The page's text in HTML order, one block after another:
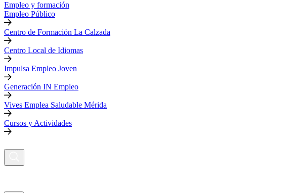
Empleo y formación
Empleo Público
Centro de Formación La Calzada
Centro Local de Idiomas
Impulsa Empleo Joven
Generación IN Empleo
Vives Emplea Saludable Mérida
Cursos y Actividades